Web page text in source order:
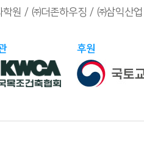
학원 ㈜더존하우징 ㈜삼익산업
후원